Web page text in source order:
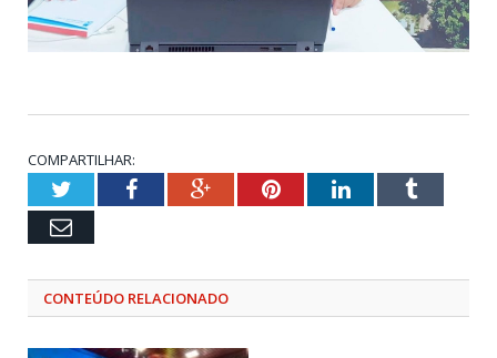
COMPARTILHAR:
TwitterFacebookGoogle+PinterestLinkedInTumblr
Email
CONTEÚDO RELACIONADO